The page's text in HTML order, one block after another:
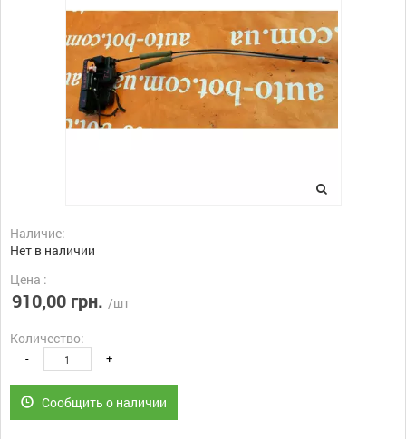
Наличие:
Нет в наличии
Цена :
910,00 грн. /шт
Количество:
- +
Сообщить о наличии